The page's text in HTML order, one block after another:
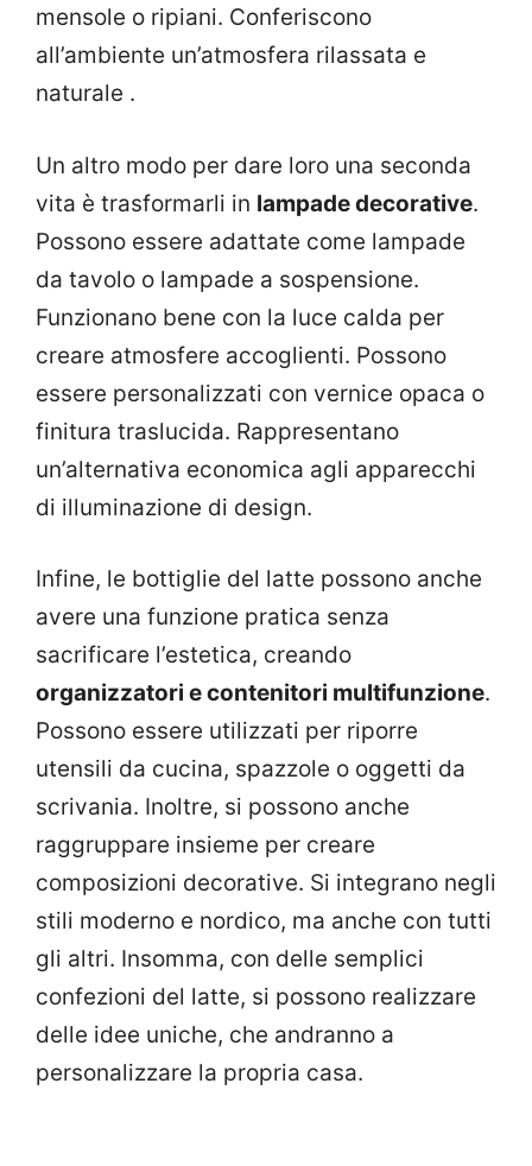
mensole o ripiani. Conferiscono
all’ambiente un’atmosfera rilassata e
naturale .
Un altro modo per dare loro una seconda
vita è trasformarli in lampade decorative.
Possono essere adattate come lampade
da tavolo o lampade a sospensione.
Funzionano bene con la luce calda per
creare atmosfere accoglienti. Possono
essere personalizzati con vernice opaca o
finitura traslucida. Rappresentano
un’alternativa economica agli apparecchi
di illuminazione di design.
Infine, le bottiglie del latte possono anche
avere una funzione pratica senza
sacrificare l’estetica, creando
organizzatori e contenitori multifunzione.
Possono essere utilizzati per riporre
utensili da cucina, spazzole o oggetti da
scrivania. Inoltre, si possono anche
raggruppare insieme per creare
composizioni decorative. Si integrano negli
stili moderno e nordico, ma anche con tutti
gli altri. Insomma, con delle semplici
confezioni del latte, si possono realizzare
delle idee uniche, che andranno a
personalizzare la propria casa.